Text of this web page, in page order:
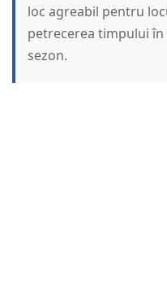
loc agreabil pentru
petrecerea timpului
sezon.